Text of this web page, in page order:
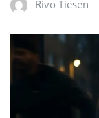
Rivo Tiesen